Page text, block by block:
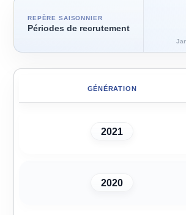
REPÈRE SAISONNIER
Périodes de recrutement
GÉNÉRATION
2021
2020